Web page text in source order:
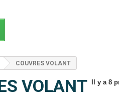
COUVRES VOLANT
VOLANT Il y a 8